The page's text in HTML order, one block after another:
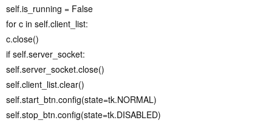
self.is_running = False
for c in self.client_list:
c.close()
if self.server_socket:
self.server_socket.close()
self.client_list.clear()
self.start_btn.config(state=tk.NORMAL)
self.stop_btn.config(state=tk.DISABLED)